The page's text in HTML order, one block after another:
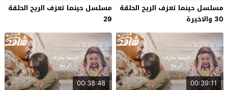
مسلسل حينما تعزف الريح الحلقة
30 والاخيرة
مسلسل حينما تعزف الريح الحلقة
29
00:39:11
00:38:48